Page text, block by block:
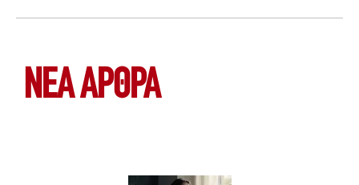
ΝΕΑ ΆΡΘΡΑ